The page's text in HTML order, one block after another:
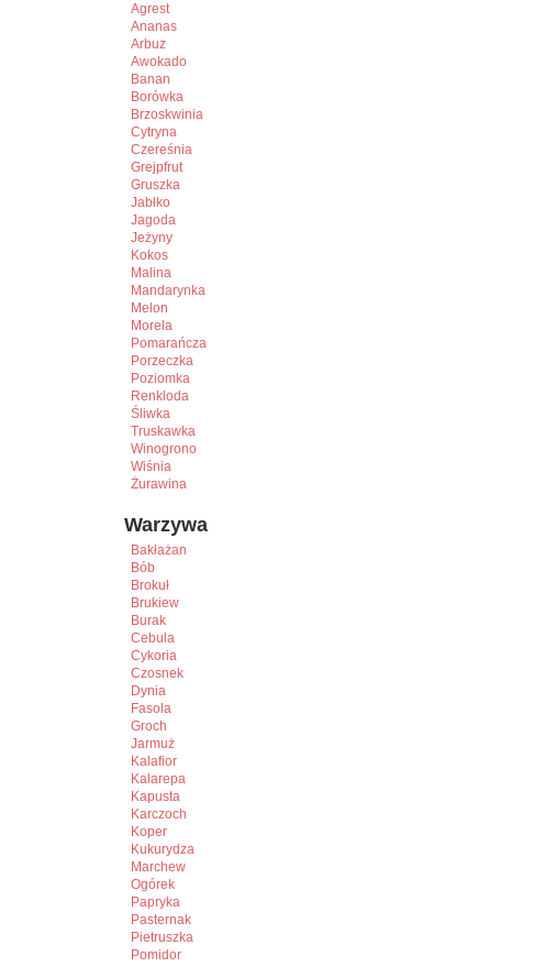
Agrest
Ananas
Arbuz
Awokado
Banan
Borówka
Brzoskwinia
Cytryna
Czereśnia
Grejpfrut
Gruszka
Jabłko
Jagoda
Jeżyny
Kokos
Malina
Mandarynka
Melon
Morela
Pomarańcza
Porzeczka
Poziomka
Renkloda
Śliwka
Truskawka
Winogrono
Wiśnia
Żurawina
Warzywa
Bakłażan
Bób
Brokuł
Brukiew
Burak
Cebula
Cykoria
Czosnek
Dynia
Fasola
Groch
Jarmuż
Kalafior
Kalarepa
Kapusta
Karczoch
Koper
Kukurydza
Marchew
Ogórek
Papryka
Pasternak
Pietruszka
Pomidor